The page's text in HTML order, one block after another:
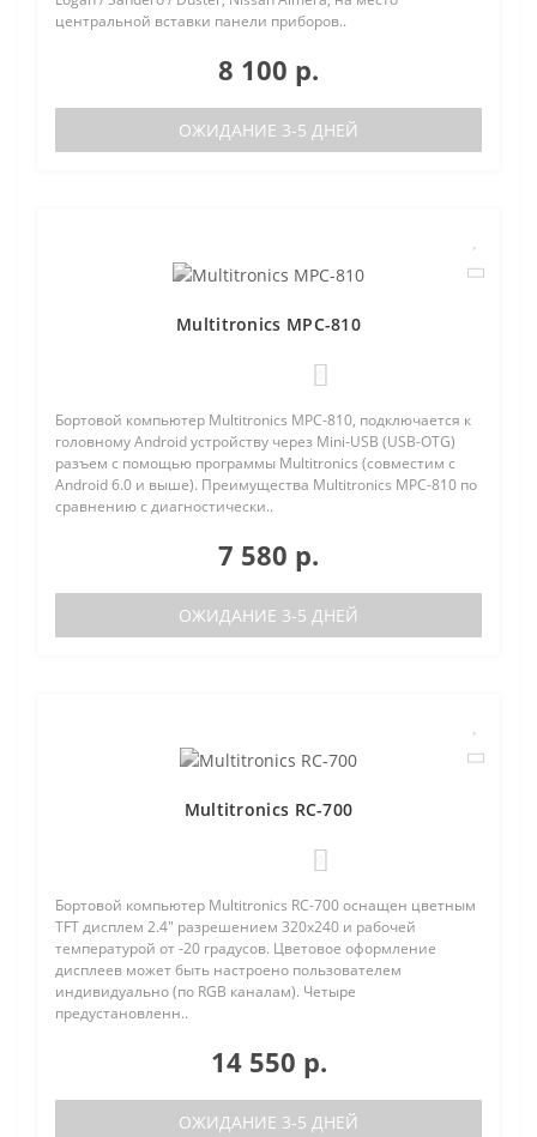
центральной вставки панели приборов..
8 100 р.
ОЖИДАНИЕ 3-5 ДНЕЙ
Multitronics MPC-810
Бортовой компьютер Multitronics MPC-810, подключается к
головному Android устройству через Mini-USB (USB-OTG)
разъем с помощью программы Multitronics (совместим с
Android 6.0 и выше). Преимущества Multitronics MPC-810 по
сравнению с диагностически..
7 580 р.
ОЖИДАНИЕ 3-5 ДНЕЙ
Multitronics RC-700
Бортовой компьютер Multitronics RC-700 оснащен цветным
TFT дисплем 2.4" разрешением 320х240 и рабочей
температурой от -20 градусов. Цветовое оформление
дисплеев может быть настроено пользователем
индивидуально (по RGB каналам). Четыре
предустановленн..
14 550 р.
ОЖИДАНИЕ 3-5 ДНЕЙ